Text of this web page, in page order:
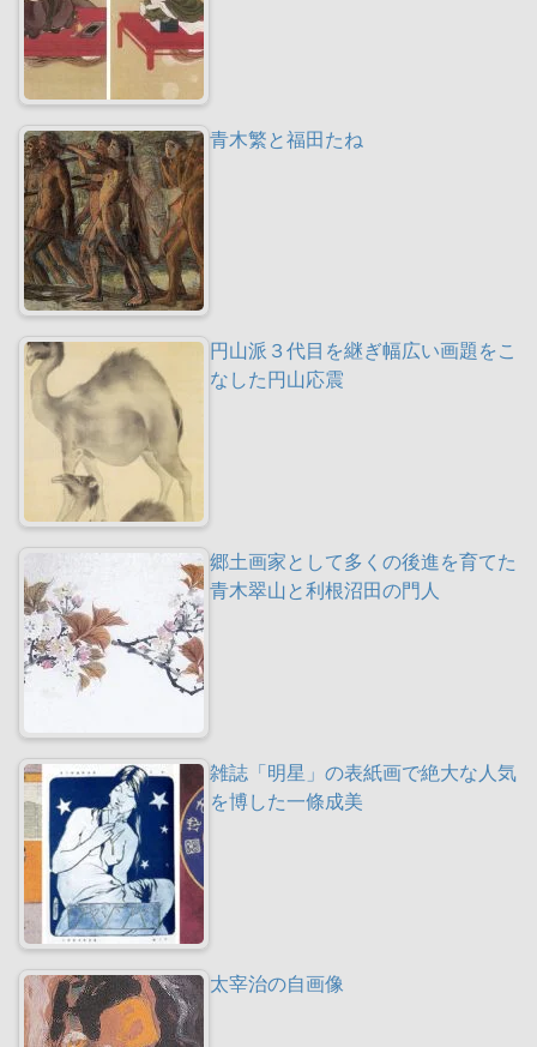
青木繁と福田たね
円山派３代目を継ぎ幅広い画題をこ
なした円山応震
郷土画家として多くの後進を育てた
青木翠山と利根沼田の門人
雑誌「明星」の表紙画で絶大な人気
を博した一條成美
太宰治の自画像